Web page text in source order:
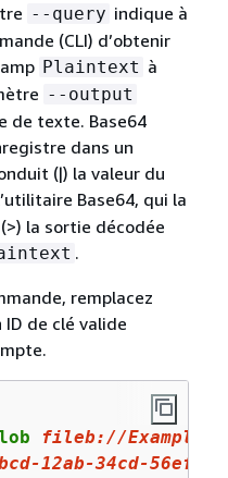
--query indique à
(CLI) d’obtenir
Plaintext à
--output
de texte. Base64
dans un
(|) la valeur du
Base64, qui la
la sortie décodée
.
remplacez
de clé valide
fileb://
-12ab-34cd-56ef-